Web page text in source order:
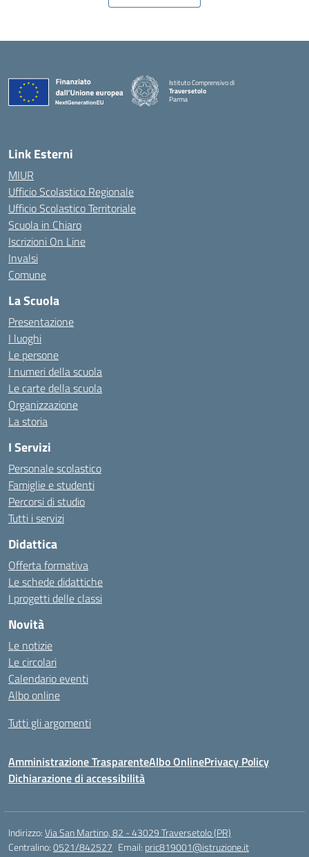
Istituto Comprensivo di
Traversetolo
Parma
Link Esterni
MIUR
Ufficio Scolastico Regionale
Ufficio Scolastico Territoriale
Scuola in Chiaro
Iscrizioni On Line
Invalsi
Comune
La Scuola
Presentazione
I luoghi
Le persone
I numeri della scuola
Le carte della scuola
Organizzazione
La storia
I Servizi
Personale scolastico
Famiglie e studenti
Percorsi di studio
Tutti i servizi
Didattica
Offerta formativa
Le schede didattiche
I progetti delle classi
Novità
Le notizie
Le circolari
Calendario eventi
Albo online
Tutti gli argomenti
Amministrazione TrasparenteAlbo OnlinePrivacy Policy
Dichiarazione di accessibilità
Indirizzo:Via San Martino, 82 - 43029 Traversetolo (PR)
Centralino:0521/842527 Email: pric819001@istruzione.it